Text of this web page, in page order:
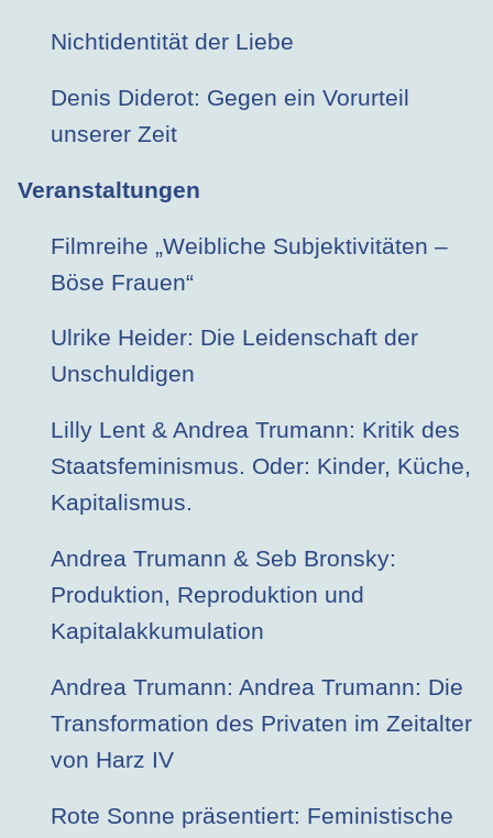
Nichtidentität der Liebe
Denis Diderot: Gegen ein Vorurteil
unserer Zeit
Veranstaltungen
Filmreihe „Weibliche Subjektivitäten –
Böse Frauen“
Ulrike Heider: Die Leidenschaft der
Unschuldigen
Lilly Lent & Andrea Trumann: Kritik des
Staatsfeminismus. Oder: Kinder, Küche,
Kapitalismus.
Andrea Trumann & Seb Bronsky:
Produktion, Reproduktion und
Kapitalakkumulation
Andrea Trumann: Andrea Trumann: Die
Transformation des Privaten im Zeitalter
von Harz IV
Rote Sonne präsentiert: Feministische